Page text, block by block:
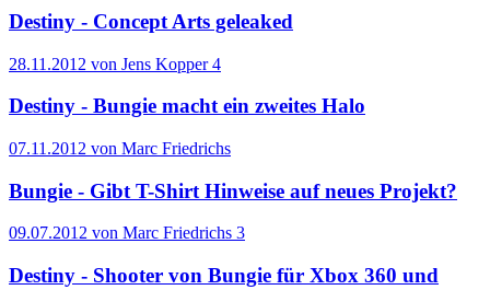
Destiny - Concept Arts geleaked
28.11.2012 von Jens Kopper4
Destiny - Bungie macht ein zweites Halo
07.11.2012 von Marc Friedrichs
Bungie - Gibt T-Shirt Hinweise auf neues Projekt?
09.07.2012 von Marc Friedrichs 3
Destiny - Shooter von Bungie für Xbox 360 und